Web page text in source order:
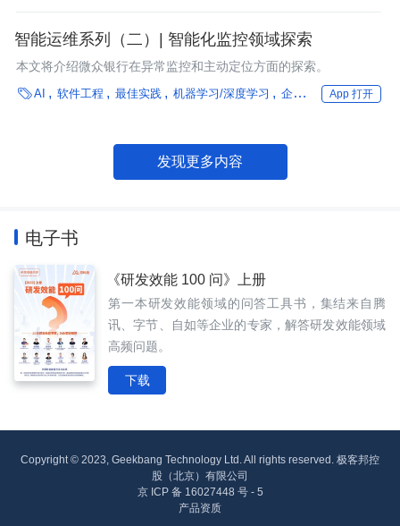
智能运维系列（二）| 智能化监控领域探索
本文将介绍微众银行在异常监控和主动定位方面的探索。
AI 软件工程 最佳实践 机器学习/深度学习 企业动态 银行
App 打开
发现更多内容
电子书
《研发效能 100 问》上册
第一本研发效能领域的问答工具书，集结来自腾
讯、字节、自如等企业的专家，解答研发效能领域
高频问题。
下载
Copyright © 2023, Geekbang Technology Ltd. All rights reserved. 极客邦控
股（北京）有限公司
京 ICP 备 16027448 号 - 5
产品资质